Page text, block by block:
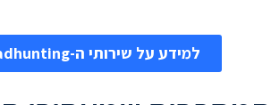
למידע על שירותי ה-Headhunting שלנו